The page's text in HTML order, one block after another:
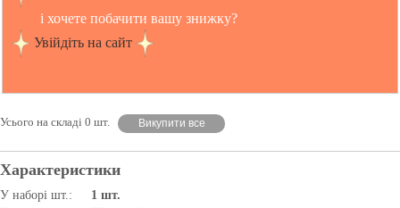
і хочете побачити вашу знижку?
Увійдіть на сайт
Усього на складі 0 шт. Викупити все
Характеристики
У наборі шт.:
1 шт.